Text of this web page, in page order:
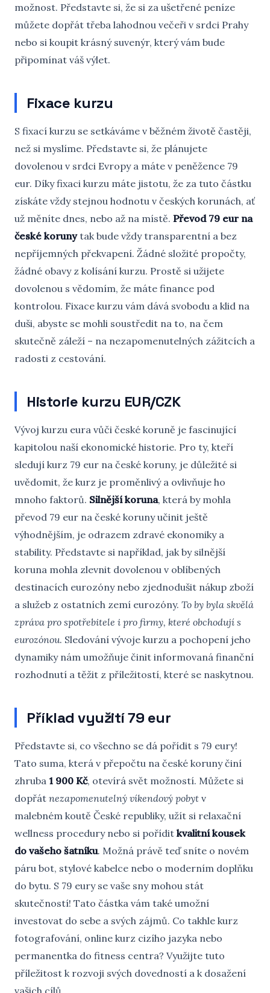
možnost. Představte si, že si za ušetřené peníze
můžete dopřát třeba lahodnou večeři v srdci Prahy
nebo si koupit krásný suvenýr, který vám bude
připomínat váš výlet.
Fixace kurzu
S fixací kurzu se setkáváme v běžném životě častěji,
než si myslíme. Představte si, že plánujete
dovolenou v srdci Evropy a máte v peněžence 79
eur. Díky fixaci kurzu máte jistotu, že za tuto částku
získáte vždy stejnou hodnotu v českých korunách, ať
už měníte dnes, nebo až na místě. Převod 79 eur na
české korunytak bude vždy transparentní a bez
nepříjemných překvapení. Žádné složité propočty,
žádné obavy z kolísání kurzu. Prostě si užijete
dovolenou s vědomím, že máte finance pod
kontrolou. Fixace kurzu vám dává svobodu a klid na
duši, abyste se mohli soustředit na to, na čem
skutečně záleží – na nezapomenutelných zážitcích a
radosti z cestování.
Historie kurzu EUR/CZK
Vývoj kurzu eura vůči české koruně je fascinující
kapitolou naší ekonomické historie. Pro ty, kteří
sledují kurz 79 eur na české koruny, je důležité si
uvědomit, že kurz je proměnlivý a ovlivňuje ho
mnoho faktorů. Silnější koruna, která by mohla
převod 79 eur na české koruny učinit ještě
výhodnějším, je odrazem zdravé ekonomiky a
stability. Představte si například, jak by silnější
koruna mohla zlevnit dovolenou v oblíbených
destinacích eurozóny nebo zjednodušit nákup zboží
a služeb z ostatních zemí eurozóny. To by byla skvělá
zpráva pro spotřebitele i pro firmy, které obchodují s
eurozónou. Sledování vývoje kurzu a pochopení jeho
dynamiky nám umožňuje činit informovaná finanční
rozhodnutí a těžit z příležitostí, které se naskytnou.
Příklad využití 79 eur
Představte si, co všechno se dá pořídit s 79 eury!
Tato suma, která v přepočtu na české koruny činí
zhruba 1 900 Kč, otevírá svět možností. Můžete si
dopřát nezapomenutelný víkendový pobyt v
malebném koutě České republiky, užít si relaxační
wellness procedury nebo si pořídit kvalitní kousek
do vašeho šatníku. Možná právě teď sníte o novém
páru bot, stylové kabelce nebo o moderním doplňku
do bytu. S 79 eury se vaše sny mohou stát
skutečností! Tato částka vám také umožní
investovat do sebe a svých zájmů. Co takhle kurz
fotografování, online kurz cizího jazyka nebo
permanentka do fitness centra? Využijte tuto
příležitost k rozvoji svých dovedností a k dosažení
vašich cílů.